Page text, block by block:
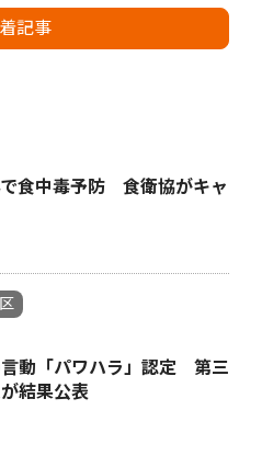
記事
食中毒予防 食衛協がキャ
動「パワハラ」認定 第三
結果公表